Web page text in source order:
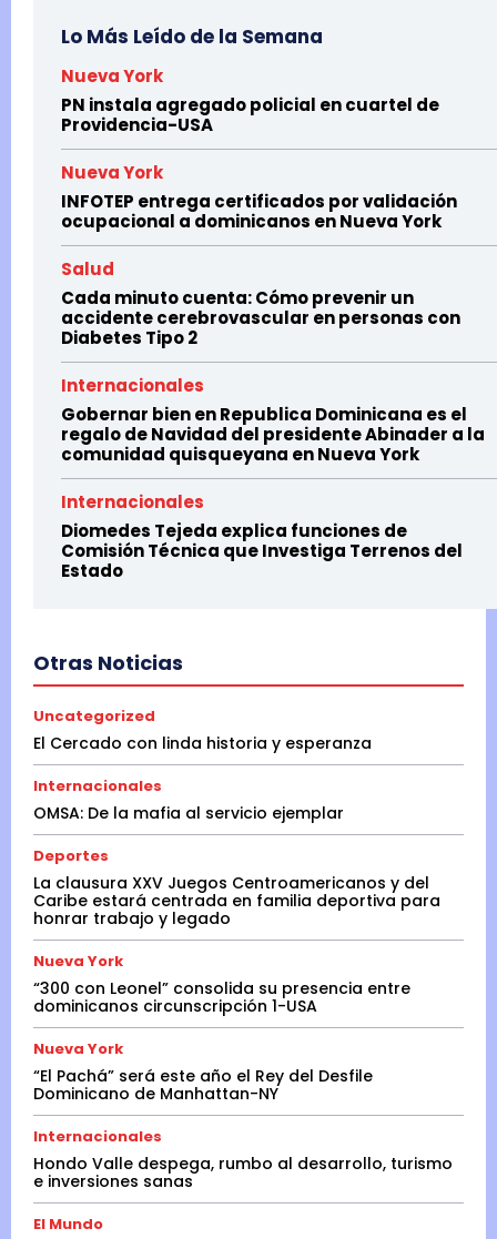
Lo Más Leído de la Semana
Nueva York
PN instala agregado policial en cuartel de
Providencia-USA
Nueva York
INFOTEP entrega certificados por validación
ocupacional a dominicanos en Nueva York
Salud
Cada minuto cuenta: Cómo prevenir un
accidente cerebrovascular en personas con
Diabetes Tipo 2
Internacionales
Gobernar bien en Republica Dominicana es el
regalo de Navidad del presidente Abinader a la
comunidad quisqueyana en Nueva York
Internacionales
Diomedes Tejeda explica funciones de
Comisión Técnica que Investiga Terrenos del
Estado
Otras Noticias
Uncategorized
El Cercado con linda historia y esperanza
Internacionales
OMSA: De la mafia al servicio ejemplar
Deportes
La clausura XXV Juegos Centroamericanos y del
Caribe estará centrada en familia deportiva para
honrar trabajo y legado
Nueva York
“300 con Leonel” consolida su presencia entre
dominicanos circunscripción 1-USA
Nueva York
“El Pachá” será este año el Rey del Desfile
Dominicano de Manhattan-NY
Internacionales
Hondo Valle despega, rumbo al desarrollo, turismo
e inversiones sanas
El Mundo